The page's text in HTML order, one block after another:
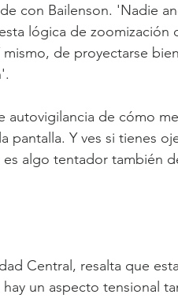
con Bailenson. 'Nadie
lógica de zoomización
de proyectarse
autovigilancia de cómo
Y ves si tienes
algo tentador también
Central, resalta que esta
un aspecto tensional